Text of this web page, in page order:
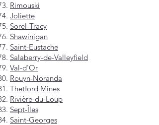
Rimouski
Joliette
Sorel-Tracy
Shawinigan
Saint-Eustache
Salaberry-de-Valleyfield
Val-d'Or
Rouyn-Noranda
Thetford Mines
Rivière-du-Loup
Sept-Îles
Saint-Georges